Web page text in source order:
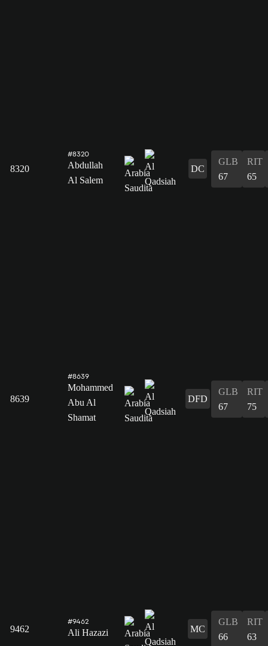
8320
#8320
Abdullah
Al Salem
DC
GLB
67
RIT
65
8639
#8639
Mohammed
Abu Al
Shamat
DFD
GLB
67
RIT
75
9462
#9462
Ali Hazazi MC
GLB
66
RIT
63